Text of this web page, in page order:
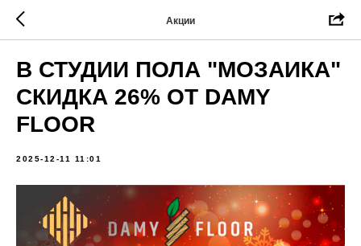
Акции
В СТУДИИ ПОЛА "МОЗАИКА"
СКИДКА 26% ОТ DAMY
FLOOR
2025-12-11 11:01